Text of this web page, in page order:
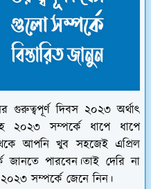
গুরুত্বপূর্ণ দিবস ২০২৩ অর্থাৎ
২০২৩ সম্পর্কে ধাপে ধাপে
আপনি খুব সহজেই এপ্রিল
পারবেন।তাই দেরি না
সম্পর্কে জেনে নিন।